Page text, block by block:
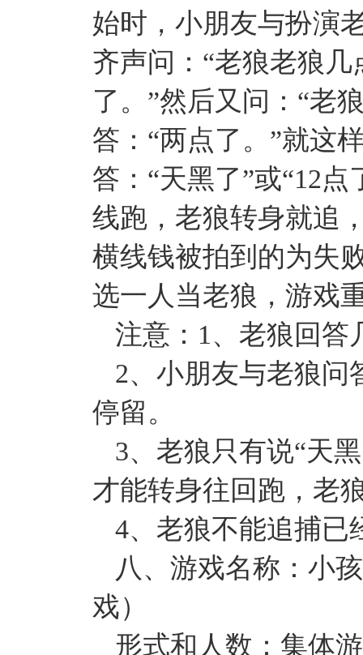
始时，小朋友与扮演
齐声问：“老狼老狼
了。”然后又问：“老
答：“两点了。”就这
答：“天黑了”或“12
线跑，老狼转身就追
横线钱被拍到的为失
选一人当老狼，游戏
注意：1、老狼回答
2、小朋友与老狼问
停留。
3、老狼只有说“天
才能转身往回跑，老
4、老狼不能追捕已
八、游戏名称：小
戏）
形式和人数：集体